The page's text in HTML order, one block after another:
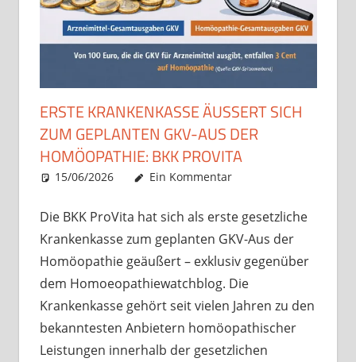
ERSTE KRANKENKASSE ÄUSSERT SICH Z
UM GEPLANTEN GKV-AUS DER H
OMÖOPATHIE: BKK PROVITA
15/06/2026 Christian J. Becker
Uncategorized
Ein Kommentar
Die BKK ProVita hat sich als erste gesetzliche
Krankenkasse zum geplanten GKV-Aus der
Homöopathie geäußert – exklusiv gegenüber
dem Homoeopathiewatchblog. Die
Krankenkasse gehört seit vielen Jahren zu den
bekanntesten Anbietern homöopathischer
Leistungen innerhalb der gesetzlichen